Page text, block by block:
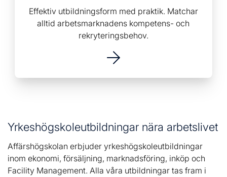
Effektiv utbildningsform med praktik. Matchar
alltid arbetsmarknadens kompetens- och
rekryteringsbehov.
Yrkeshögskoleutbildningar nära arbetslivet
Affärshögskolan erbjuder yrkeshögskoleutbildningar
inom ekonomi, försäljning, marknadsföring, inköp och
Facility Management. Alla våra utbildningar tas fram i